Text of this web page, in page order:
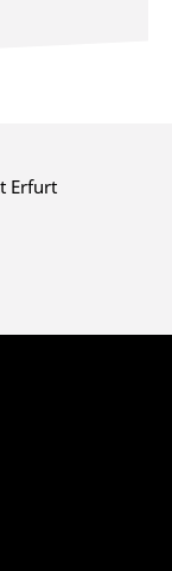
Erfurt